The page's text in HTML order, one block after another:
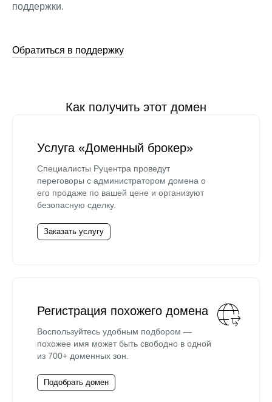
поддержки.
Обратиться в поддержку
Как получить этот домен
Услуга «Доменный брокер»
Специалисты Руцентра проведут
переговоры с администратором домена о
его продаже по вашей цене и организуют
безопасную сделку.
Заказать услугу
Регистрация похожего домена
Воспользуйтесь удобным подбором —
похожее имя может быть свободно в одной
из 700+ доменных зон.
Подобрать домен